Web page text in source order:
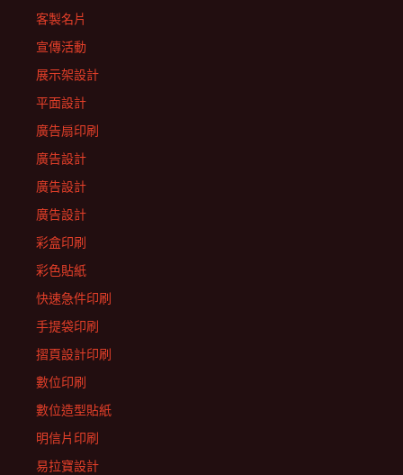
客製名片
宣傳活動
展示架設計
平面設計
廣告扇印刷
廣告設計
廣告設計
廣告設計
彩盒印刷
彩色貼紙
快速急件印刷
手提袋印刷
摺頁設計印刷
數位印刷
數位造型貼紙
明信片印刷
易拉寶設計